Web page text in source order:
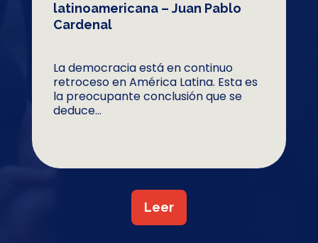
latinoamericana – Juan Pablo
Cardenal
La democracia está en continuo
retroceso en América Latina. Esta es
la preocupante conclusión que se
deduce...
Leer